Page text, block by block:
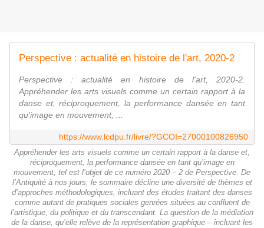
Perspective : actualité en histoire de l'art, 2020-2
Perspective : actualité en histoire de l'art, 2020-2.
Appréhender les arts visuels comme un certain rapport à la
danse et, réciproquement, la performance dansée en tant
qu'image en mouvement, ...
https://www.lcdpu.fr/livre/?GCOI=27000100826950
Appréhender les arts visuels comme un certain rapport à la danse et,
réciproquement, la performance dansée en tant qu’image en
mouvement, tel est l’objet de ce numéro 2020 – 2 de Perspective. De
l’Antiquité à nos jours, le sommaire décline une diversité de thèmes et
d’approches méthodologiques, incluant des études traitant des danses
comme autant de pratiques sociales genrées situées au confluent de
l’artistique, du politique et du transcendant. La question de la médiation
de la danse, qu’elle relève de la représentation graphique – incluant les